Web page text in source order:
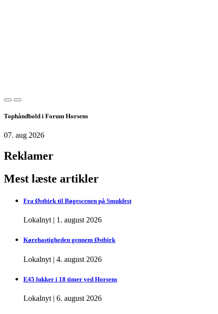
Tophåndbold i Forum Horsens
07. aug 2026
Reklamer
Mest læste artikler
Fra Østbirk til Bøgescenen på Smukfest
Lokalnyt | 1. august 2026
Kørehastigheden gennem Østbirk
Lokalnyt | 4. august 2026
E45 lukker i 18 timer ved Horsens
Lokalnyt | 6. august 2026